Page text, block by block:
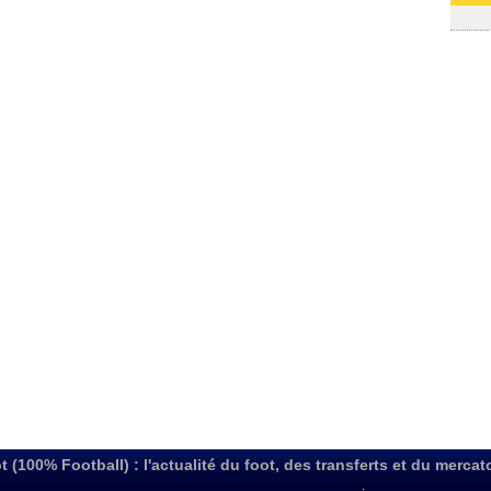
(100% Football) : l'actualité du foot, des transferts et du